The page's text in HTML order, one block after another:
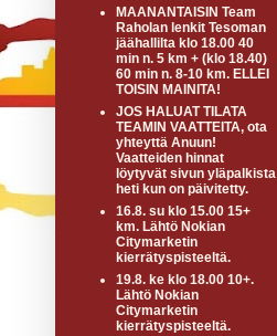
MAANANTAISIN Team
Raholan lenkit Tesoman
jäähallilta klo 18.00 40
min n. 5 km + (klo 18.40)
60 min n. 8-10 km. ELLEI
TOISIN MAINITA!
JOS HALUAT TILATA
TEAMIN VAATTEITA, ota
yhteyttä Anuun!
Vaatteiden hinnat
löytyvät sivun yläpalkista
heti kun on päivitetty.
16.8. su klo 15.00 15+
km. Lähtö Nokian
Citymarketin
kierrätyspisteeltä.
19.8. ke klo 18.00 10+.
Lähtö Nokian
Citymarketin
kierrätyspisteeltä.